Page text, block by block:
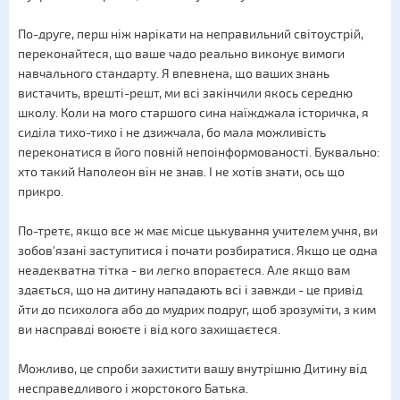
По-друге, перш ніж нарікати на неправильний світоустрій,
переконайтеся, що ваше чадо реально виконує вимоги
навчального стандарту. Я впевнена, що ваших знань
вистачить, врешті-решт, ми всі закінчили якось середню
школу. Коли на мого старшого сина наїжджала історичка, я
сиділа тихо-тихо і не дзижчала, бо мала можливість
переконатися в його повній непоінформованості. Буквально:
хто такий Наполеон він не знав. І не хотів знати, ось що
прикро.
По-третє, якщо все ж має місце цькування учителем учня, ви
зобов'язані заступитися і почати розбиратися. Якщо це одна
неадекватна тітка - ви легко впораєтеся. Але якщо вам
здається, що на дитину нападають всі і завжди - це привід
йти до психолога або до мудрих подруг, щоб зрозуміти, з ким
ви насправді воюєте і від кого захищаєтеся.
Можливо, це спроби захистити вашу внутрішню Дитину від
несправедливого і жорстокого Батька.